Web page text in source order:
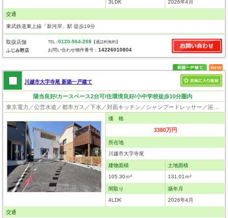
3LDK 2026年4月
交通
東武鉄道東上線「新河岸」駅 徒歩19分
取扱店舗
ふじみ野店
TEL :0120-964-208 【通話料無料】
お問い合わせ物件番号：14226010804
川越市大字寺尾 新築一戸建て
陽当良好/カースペース2台可/住環境良好/小中学校徒歩10分圏内
価 格
3380万円
所在地
川越市大字寺尾
建物面積
105.30ｍ²
土地面積
131.01ｍ²
間取り
4LDK
築年月
2026年4月
交通